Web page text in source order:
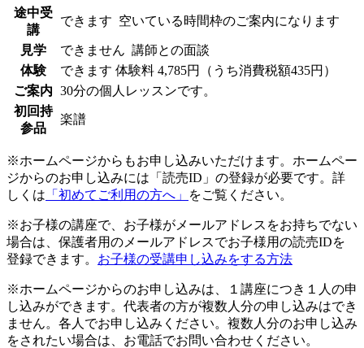
途中受
講
できます 空いている時間枠のご案内になります
見学 できません 講師との面談
体験
できます 体験料 4,785円（うち消費税額435円）
ご案内 30分の個人レッスンです。
初回持
参品
楽譜
※ホームページからもお申し込みいただけます。ホームペー
ジからのお申し込みには「読売ID」の登録が必要です。詳
しくは 「初めてご利用の方へ」 をご覧ください。
※お子様の講座で、お子様がメールアドレスをお持ちでない
場合は、保護者用のメールアドレスでお子様用の読売IDを
登録できます。 お子様の受講申し込みをする方法
※ホームページからのお申し込みは、１講座につき１人の申
し込みができます。代表者の方が複数人分の申し込みはでき
ません。各人でお申し込みください。複数人分のお申し込み
をされたい場合は、お電話でお問い合わせください。